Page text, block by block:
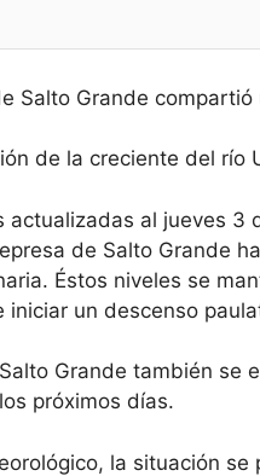
Salto Grande
de la creciente del río
actualizadas al jueves 3
de Salto Grande
Éstos niveles se
un descenso
Grande también se
próximos días.
la situación